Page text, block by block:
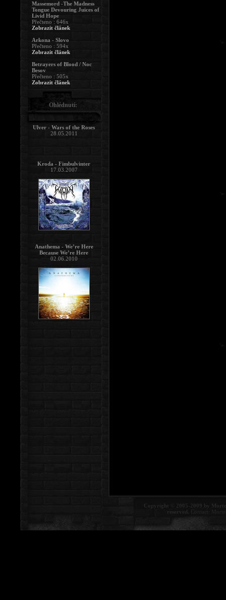
Copyright © 2005-2009 by
reserved. Contact:
Massemord -The Madness
Tongue Devouring Juices of
Livid Hope
Přečteno : 646x
Zobrazit článek
Arkona - Slovo
Přečteno : 594x
Zobrazit článek
Betrayers of Blood / Noc
Besov
Přečteno : 505x
Zobrazit článek
Ohlédnutí:
Ulver - Wars of the Roses
28.05.2011
Kroda - Fimbulvinter
17.03.2007
Anathema - We’re Here
Because We’re Here
02.06.2010